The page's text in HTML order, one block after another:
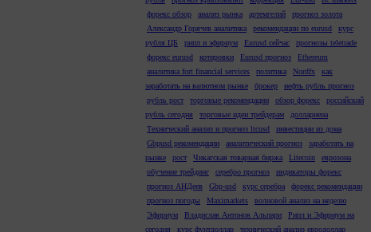
форекс обзор
анализ рынка артемгелий
прогноз золота
Александр Горячев аналитика
рекомендации по eurusd
курс
рубля ЦБ
рипл и эфириум Eurusd сейчас
прогнозы teletrade
форекс eurusd
котировки Eurusd прогноз
Ethereum
аналитика fort financial services
политика Nordfx
как
заработать на валютном рынке
брокер
нефть рубль прогноз
рубль рост
торговые рекомендации обзор форекс
российский
рубль сегодня
торговые идеи трейдерам
доллариена
Технический анализ и прогноз ltcusd
инвестиции из дома
Gbpusd рекомендации
аналитический прогноз
заработать на
рынке
рост Чикагская товарная биржа Litecoin
еврозона
обучение трейдинг
серебро прогноз
индикаторы форекс
прогноз АНДеев
Gbp-usd курс серебра
форекс рекомендации
прогноз погоды
Maximarkets
волновой анализ на неделю
Эфириум
Владислав Антонов Альпари
Рипл и Эфириум на
сегодня
курс фунтдоллар технический анализ евродоллар